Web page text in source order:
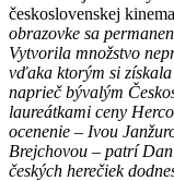
československej
obrazovke sa
Vytvorila množstvo
vďaka ktorým si
naprieč bývalým
laureátkami ceny
ocenenie – Ivou
Brejchovou – patrí
českých herečiek